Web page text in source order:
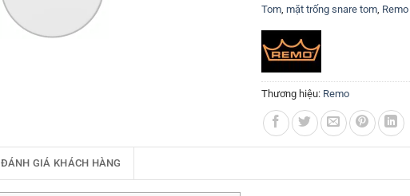
Tom, mặt trống snare tom, Remo
Thương hiệu: Remo
ĐÁNH GIÁ KHÁCH HÀNG